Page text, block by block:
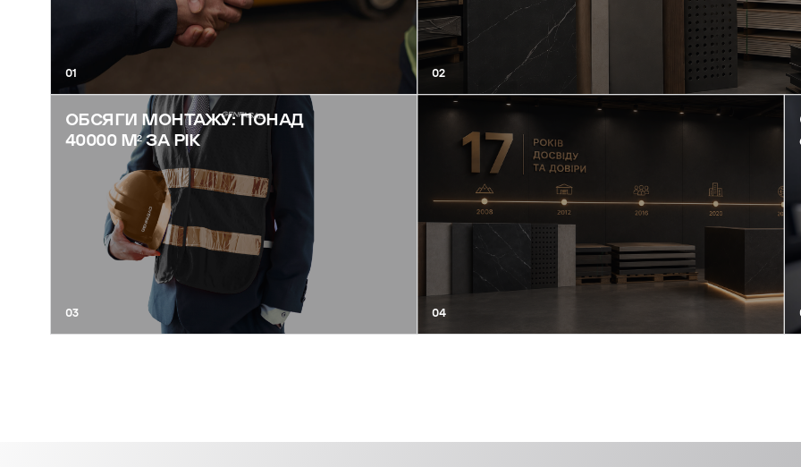
01 02
ОБСЯГИ МОНТАЖУ: ПОНАД
40000 М² ЗА РІК
03 04